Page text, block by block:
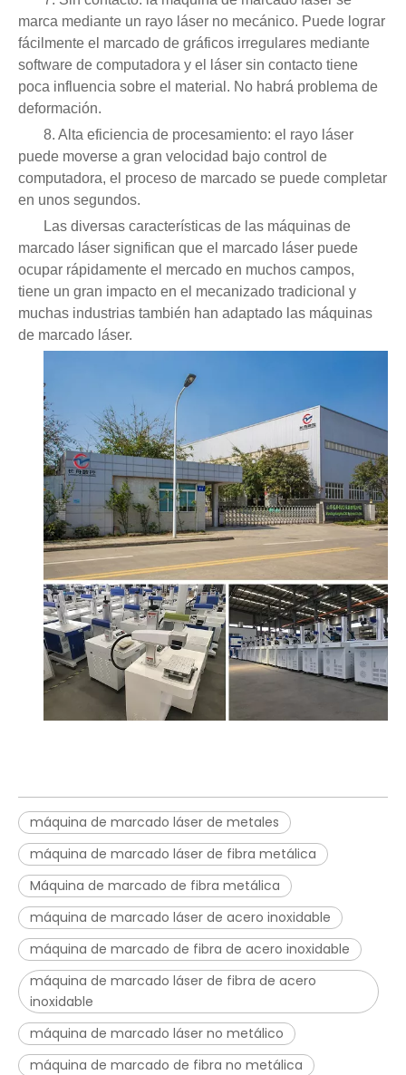
marca mediante un rayo láser no mecánico. Puede lograr
fácilmente el marcado de gráficos irregulares mediante
software de computadora y el láser sin contacto tiene
poca influencia sobre el material. No habrá problema de
deformación.
8. Alta eficiencia de procesamiento: el rayo láser
puede moverse a gran velocidad bajo control de
computadora, el proceso de marcado se puede completar
en unos segundos.
Las diversas características de las máquinas de
marcado láser significan que el marcado láser puede
ocupar rápidamente el mercado en muchos campos,
tiene un gran impacto en el mecanizado tradicional y
muchas industrias también han adaptado las máquinas
de marcado láser.
máquina de marcado láser de metales
máquina de marcado láser de fibra metálica
Máquina de marcado de fibra metálica
máquina de marcado láser de acero inoxidable
máquina de marcado de fibra de acero inoxidable
máquina de marcado láser de fibra de acero
inoxidable
máquina de marcado láser no metálico
máquina de marcado de fibra no metálica